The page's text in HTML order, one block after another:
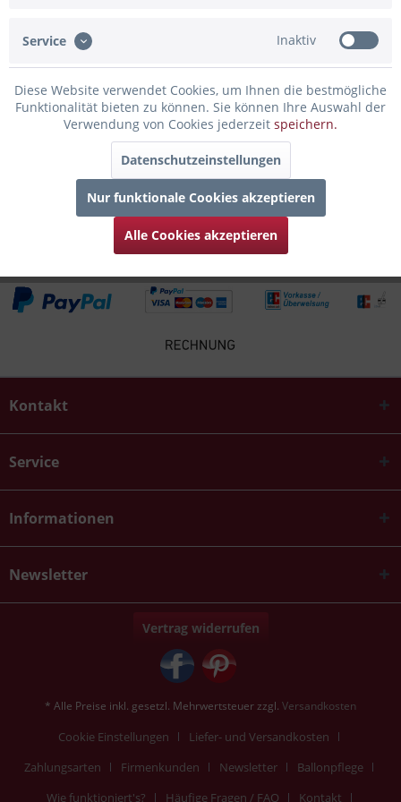
Bewertungen lesen, schreiben und diskutieren...mehr
Infos zum Hersteller
Folgende Infos zum Hersteller sind verfübar......
4
Kontakt
Service
Informationen
Newsletter
Vertrag widerrufen
* Alle Preise inkl. gesetzl. Mehrwertsteuer zzgl. Versandkosten
Cookie Einstellungen
Liefer- und Versandkosten
Zahlungsarten
Firmenkunden Newsletter
Ballonpflege
Wie funktioniert's?
Häufige Fragen / FAQ Kontakt
Service Inaktiv
Diese Website verwendet Cookies, um Ihnen die bestmögliche
Funktionalität bieten zu können. Sie können Ihre Auswahl der
Verwendung von Cookies jederzeit speichern.
Datenschutzeinstellungen
Nur funktionale Cookies akzeptieren
Alle Cookies akzeptieren